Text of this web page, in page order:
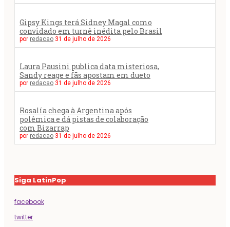
Gipsy Kings terá Sidney Magal como
convidado em turnê inédita pelo Brasil
por redacao 31 de julho de 2026
Laura Pausini publica data misteriosa,
Sandy reage e fãs apostam em dueto
por redacao 31 de julho de 2026
Rosalía chega à Argentina após
polêmica e dá pistas de colaboração
com Bizarrap
por redacao 31 de julho de 2026
Siga LatinPop
facebook
twitter